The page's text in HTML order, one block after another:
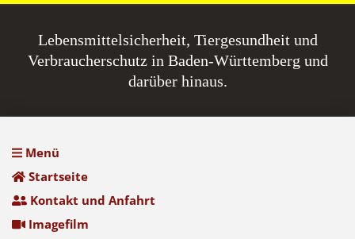
Lebensmittel­sicherheit, Tiergesundheit und
Verbraucherschutz in Baden-Württemberg und
darüber hinaus.
Menü
Startseite
Kontakt und Anfahrt
Imagefilm